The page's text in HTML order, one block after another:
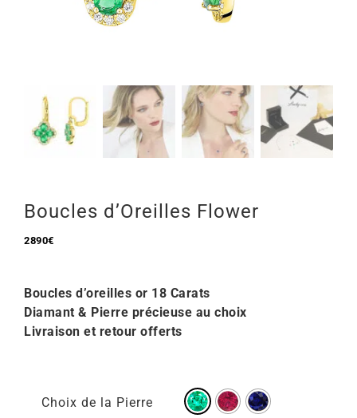
Boucles d’Oreilles Flower
2890€
Boucles d’oreilles or 18 Carats
Diamant & Pierre précieuse au choix
Livraison et retour offerts
Choix de la Pierre